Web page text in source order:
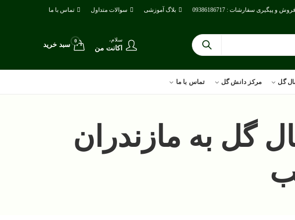
و پیگیری سفارشات : 09386186717 بلاگ آموزشی سوالات متداول تماس با ما
سلام،
اکانت من
0
سبد خرید
گل مرکز دانش گل تماس با ما
گل به مازندران